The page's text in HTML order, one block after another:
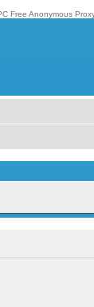
Free Anonymous